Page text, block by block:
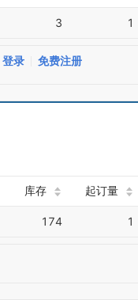
3 1
登录 免费注册
库存 起订量
174 1